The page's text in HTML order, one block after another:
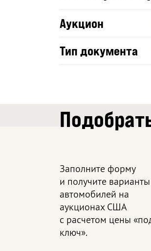
Аукцион
Тип документа
Заполните форму
и получите варианты
автомобилей на
аукционах США
с расчетом цены
ключ».